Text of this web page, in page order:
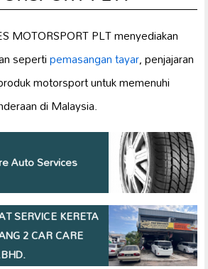
MOTORSPORT PLT menyediakan
sepertipemasangan tayar, penjajaran
motorsport untuk memenuhi
di Malaysia.
Auto Services
SERVICE KERETA
2 CAR CARE